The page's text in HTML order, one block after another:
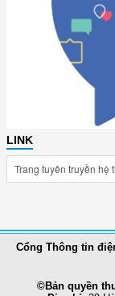
LINK
Cổng Thông tin
©Bản quyền